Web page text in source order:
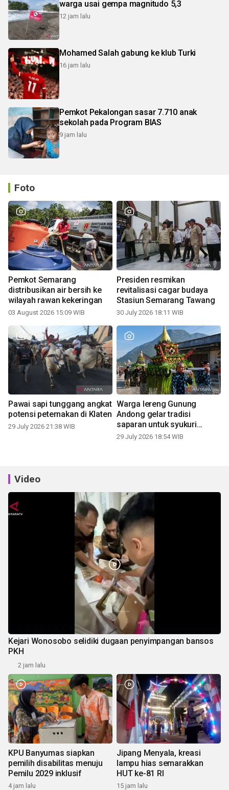
warga usai gempa magnitudo 5,3
12 jam lalu
Mohamed Salah gabung ke klub Turki
16 jam lalu
Pemkot Pekalongan sasar 7.710 anak
sekolah pada Program BIAS
9 jam lalu
Foto
Pemkot Semarang
distribusikan air bersih ke
wilayah rawan kekeringan
03 August 2026 15:09 WIB
Presiden resmikan
revitalisasi cagar budaya
Stasiun Semarang Tawang
30 July 2026 18:11 WIB
Pawai sapi tunggang angkat
potensi peternakan di Klaten
29 July 2026 21:38 WIB
Warga lereng Gunung
Andong gelar tradisi
saparan untuk syukuri
panen
29 July 2026 18:54 WIB
Video
Kejari Wonosobo selidiki dugaan penyimpangan bansos
PKH
2 jam lalu
KPU Banyumas siapkan
pemilih disabilitas menuju
Pemilu 2029 inklusif
4 jam lalu
Jipang Menyala, kreasi
lampu hias semarakkan
HUT ke-81 RI
15 jam lalu